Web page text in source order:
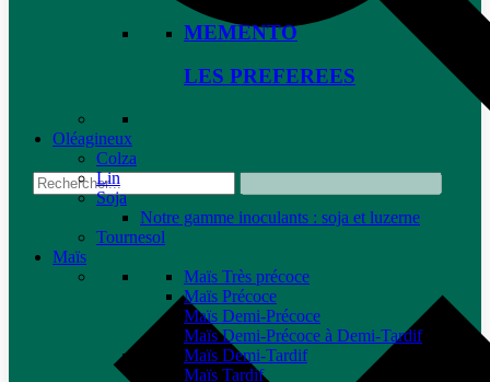
MEMENTO
LES PREFEREES
Oléagineux
Colza
Lin
Soja
Notre gamme inoculants : soja et luzerne
Tournesol
Maïs
Maïs Très précoce
Maïs Précoce
Maïs Demi-Précoce
Maïs Demi-Précoce à Demi-Tardif
Maïs Demi-Tardif
Maïs Tardif